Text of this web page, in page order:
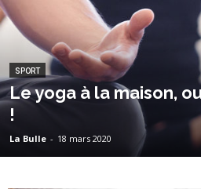
SPORT
Le yoga à la maison,
!
La Bulle - 18 mars 2020